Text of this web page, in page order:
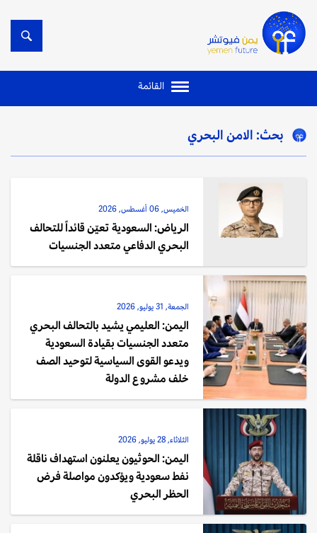
القائمة
بحث: الامن البحري
الخميس, 06 أغسطس, 2026
الرياض: السعودية تعيّن قائداً للتحالف
البحري الدفاعي متعدد الجنسيات
الجمعة, 31 يوليو, 2026
اليمن: العليمي يشيد بالتحالف البحري
متعدد الجنسيات بقيادة السعودية
ويدعو القوى السياسية لتوحيد الصف
خلف مشروع الدولة
الثلاثاء, 28 يوليو, 2026
اليمن: الحوثيون يعلنون استهداف ناقلة
نفط سعودية ويؤكدون مواصلة فرض
الحظر البحري